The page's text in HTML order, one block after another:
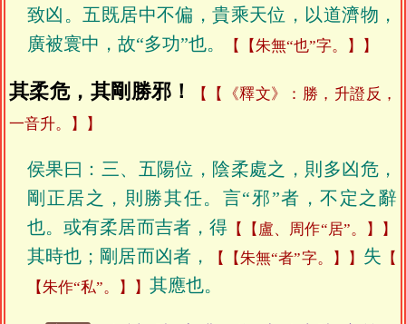
致凶。五既居中不偏，貴乘天位，以道濟物，
廣被寰中，故“多功”也。
【朱無“也”字。】
其柔危，其剛勝邪！
【《釋文》：勝，升證反，
一音升。】
侯果曰：三、五陽位，陰柔處之，則多凶危，
剛正居之，則勝其任。言“邪”者，不定之辭
也。或有柔居而吉者，得
【盧、周作“居”。】
其時也；剛居而凶者， 【朱無“者”字。】 失
【朱作“私”。】 其應也。